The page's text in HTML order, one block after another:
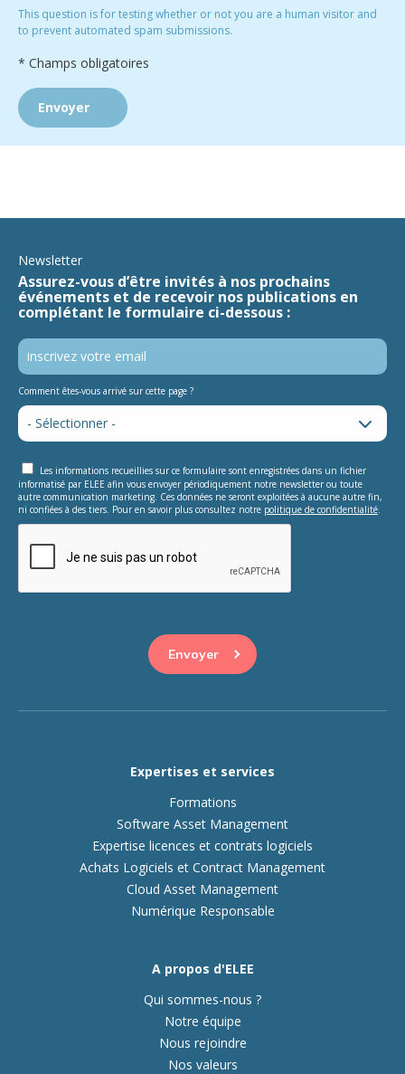
This question is for testing whether or not you are a human visitor and
to prevent automated spam submissions.
* Champs obligatoires
Newsletter
Assurez-vous d’être invités à nos prochains
événements et de recevoir nos publications en
complétant le formulaire ci-dessous :
Comment êtes-vous arrivé sur cette page ?
Les informations recueillies sur ce formulaire sont enregistrées dans un fichier
informatisé par ELEE afin vous envoyer périodiquement notre newsletter ou toute
autre communication marketing. Ces données ne seront exploitées à aucune autre fin,
ni confiées à des tiers. Pour en savoir plus consultez notre politique de confidentialité
Expertises et services
Formations
Software Asset Management
Expertise licences et contrats logiciels
Achats Logiciels et Contract Management
Cloud Asset Management
Numérique Responsable
A propos d'ELEE
Qui sommes-nous ?
Notre équipe
Nous rejoindre
Nos valeurs